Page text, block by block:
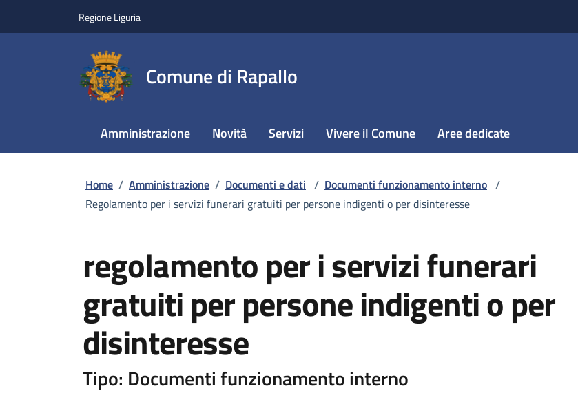
Regione Liguria
Comune di Rapallo
Amministrazione Novità Servizi Vivere il Comune Aree dedicate
Home / Amministrazione / Documenti e dati / Documenti funzionamento interno /
Regolamento per i servizi funerari gratuiti per persone indigenti o per disinteresse
regolamento per i servizi funerari
gratuiti per persone indigenti o per
disinteresse
Tipo: Documenti funzionamento interno